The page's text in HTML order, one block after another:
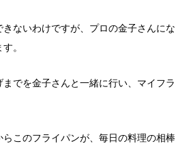
ないわけですが、プロの金子さんにな
。
でを金子さんと一緒に行い、マイフラ
このフライパンが、毎日の料理の相棒